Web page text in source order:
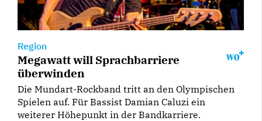
Region
Megawatt will Sprachbarriere
überwinden
Die Mundart-Rockband tritt an den Olympischen
Spielen auf. Für Bassist Damian Caluzi ein
weiterer Höhepunkt in der Bandkarriere.